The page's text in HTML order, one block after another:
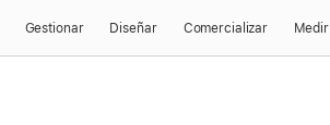
Gestionar Diseñar Comercializar Medir